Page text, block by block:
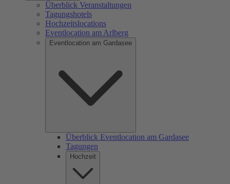
Überblick Veranstaltungen
Tagungshotels
Hochzeitslocations
Eventlocation am Arlberg
Eventlocation am Gardasee
Überblick Eventlocation am Gardasee
Tagungen
Hochzeit